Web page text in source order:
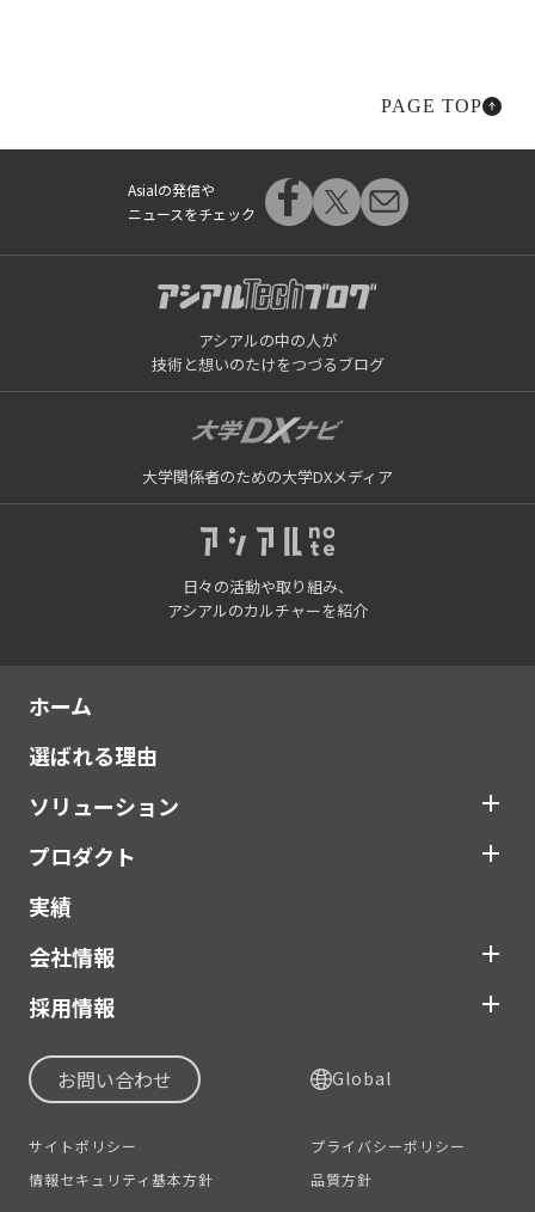
PAGE TOP
Asialの発信や
ニュースをチェック
アシアルの中の人が
技術と想いのたけをつづるブログ
大学関係者のための大学DXメディア
日々の活動や取り組み、
アシアルのカルチャーを紹介
ホーム
選ばれる理由
ソリューション
プロダクト
実績
会社情報
採用情報
お問い合わせ Global
サイトポリシー
プライバシーポリシー
情報セキュリティ基本方針
品質方針